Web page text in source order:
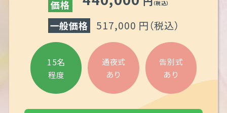
価格
（税込）
一般価格 517,000 円（税込）
15名
程度
通夜式
あり
告別式
あり